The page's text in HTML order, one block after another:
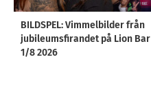
BILDSPEL: Vimmelbilder från
jubileumsfirandet på Lion Bar
1/8 2026